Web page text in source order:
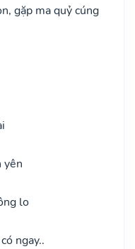
gặp ma quỷ cúng
yên
lo
ngay..